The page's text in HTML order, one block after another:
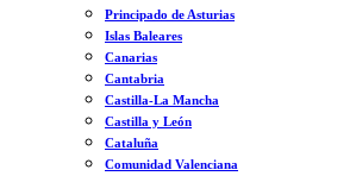
Principado de Asturias
Islas Baleares
Canarias
Cantabria
Castilla-La Mancha
Castilla y León
Cataluña
Comunidad Valenciana